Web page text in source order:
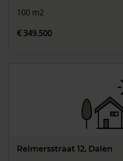
100 m2
€ 349.500
Reimersstraat 12, Dalen